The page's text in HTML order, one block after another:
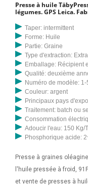
Presse à huile
légumes. GPS Leica.
Taper: intermittent
Forme: Huile
Partie: Graine
Type d'extraction:
Emballage: Récipient
Qualité: deuxième
Numéro de modèle:
Couleur: argent
Principaux pays
Traitement: batch ou
Consommation
Adoucir l'eau: 150 Kg/
Phosphorique acide:
Presse à graines
l'huile pressée à froid,
et vente de presses à